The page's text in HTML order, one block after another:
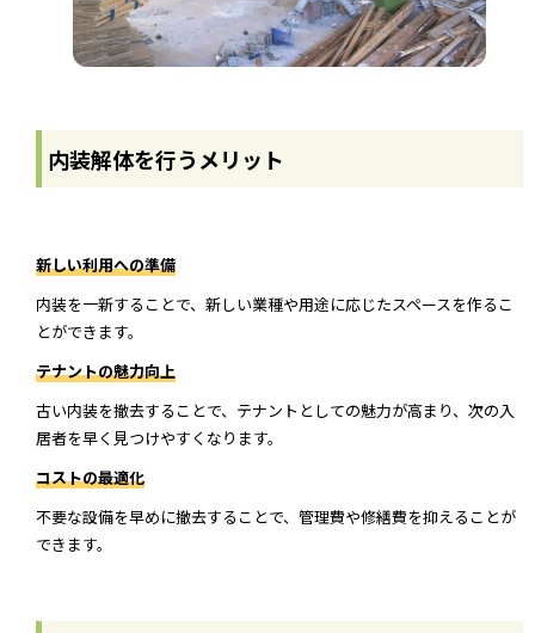
内装解体を行うメリット
新しい利用への準備
内装を一新することで、新しい業種や用途に応じたスペースを作るこ
とができます。
テナントの魅力向上
古い内装を撤去することで、テナントとしての魅力が高まり、次の入
居者を早く見つけやすくなります。
コストの最適化
不要な設備を早めに撤去することで、管理費や修繕費を抑えることが
できます。